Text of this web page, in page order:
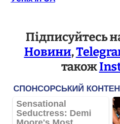
Підписуйтесь
Новини,
також